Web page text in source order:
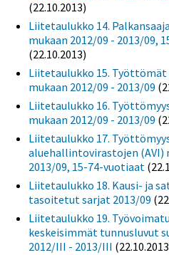
(22.10.2013)
Liitetaulukko 14.
mukaan 2012/09 - 2013/09,
(22.10.2013)
Liitetaulukko 15. Työttömät
mukaan 2012/09 - 2013/09
Liitetaulukko 16.
mukaan 2012/09 - 2013/09
Liitetaulukko 17.
aluehallintovirastojen (AVI)
2013/09, 15-74-vuotiaat
Liitetaulukko 18. Kausi- ja
tasoitetut sarjat 2013/09
Liitetaulukko 19.
keskeisimmät tunnusluvut
2012/III - 2013/III